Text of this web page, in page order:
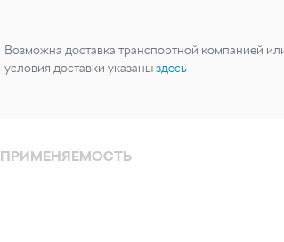
Возможна доставка транспортной компанией
условия доставки указаныздесь
ПРИМЕНЯЕМОСТЬ